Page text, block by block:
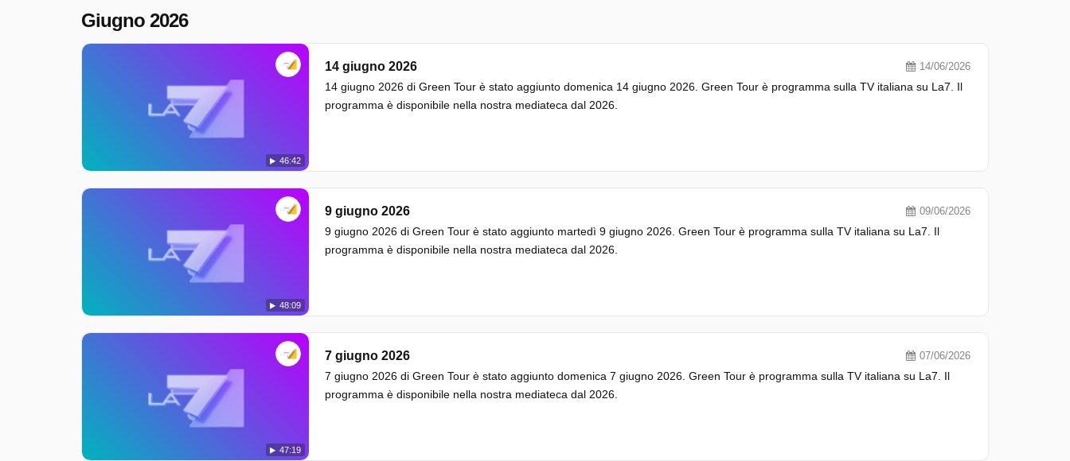
Giugno 2026
46:42
14 giugno 2026 14/06/2026
14 giugno 2026 di Green Tour è stato aggiunto domenica 14 giugno 2026. Green Tour è programma sulla TV italiana su La7. Il
programma è disponibile nella nostra mediateca dal 2026.
48:09
9 giugno 2026 09/06/2026
9 giugno 2026 di Green Tour è stato aggiunto martedì 9 giugno 2026. Green Tour è programma sulla TV italiana su La7. Il
programma è disponibile nella nostra mediateca dal 2026.
47:19
7 giugno 2026 07/06/2026
7 giugno 2026 di Green Tour è stato aggiunto domenica 7 giugno 2026. Green Tour è programma sulla TV italiana su La7. Il
programma è disponibile nella nostra mediateca dal 2026.